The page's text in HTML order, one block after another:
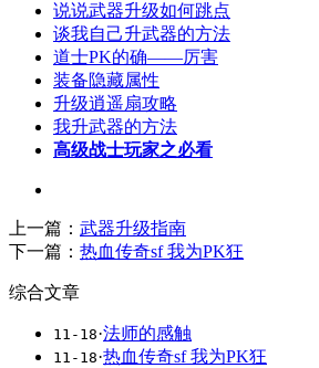
说说武器升级如何跳点
谈我自己升武器的方法
道士PK的确――厉害
装备隐藏属性
升级逍遥扇攻略
我升武器的方法
高级战士玩家之必看
上一篇： 武器升级指南
下一篇： 热血传奇sf 我为PK狂
综合文章
11-18·法师的感触
11-18·热血传奇sf 我为PK狂